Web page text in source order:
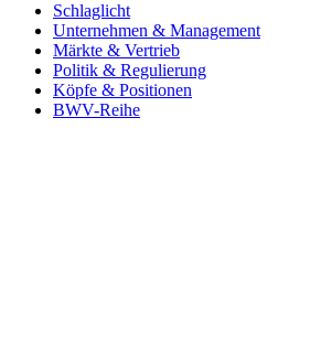
Schlaglicht
Unternehmen & Management
Märkte & Vertrieb
Politik & Regulierung
Köpfe & Positionen
BWV-Reihe